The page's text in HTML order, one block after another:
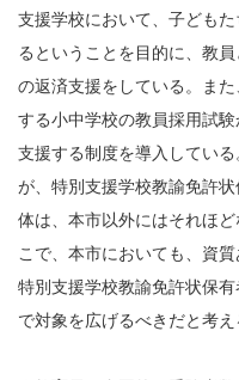
支援学校において、子ども
るということを目的に、教
の返済支援をしている。ま
する小中学校の教員採用試
支援する制度を導入してい
が、特別支援学校教諭免許
体は、本市以外にはそれほ
こで、本市においても、資
特別支援学校教諭免許状保
で対象を広げるべきだと考え